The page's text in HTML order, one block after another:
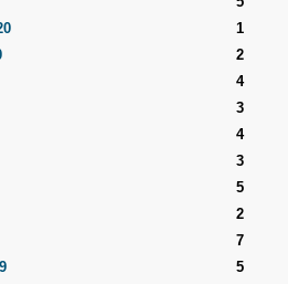
1
2
4
3
4
3
5
2
7
5